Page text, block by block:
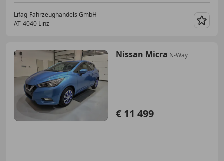
Lifag-Fahrzeughandels GmbH
AT-4040 Linz
Nissan Micra N-Way
€ 11 499